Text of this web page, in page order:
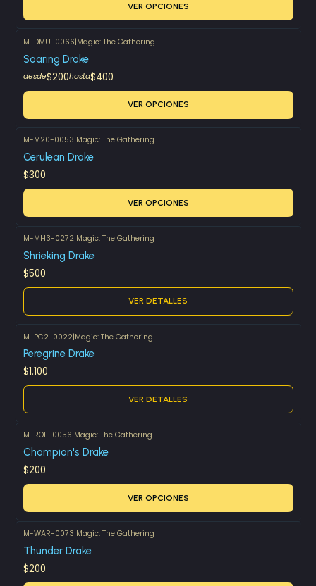
VER OPCIONES
M-DMU-0066|Magic: The Gathering
Soaring Drake
desde$200hasta$400
VER OPCIONES
M-M20-0053|Magic: The Gathering
Cerulean Drake
$300
VER OPCIONES
Agotado
M-MH3-0272|Magic: The Gathering
Shrieking Drake
$500
VER DETALLES
Agotado
M-PC2-0022|Magic: The Gathering
Peregrine Drake
$1.100
VER DETALLES
M-ROE-0056|Magic: The Gathering
Champion's Drake
$200
VER OPCIONES
M-WAR-0073|Magic: The Gathering
Thunder Drake
$200